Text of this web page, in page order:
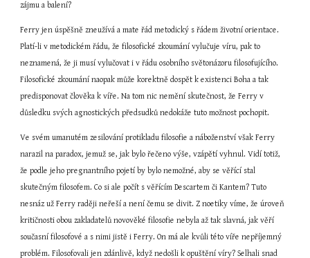
zájmu a balení?
Ferry jen úspěšně zneužívá a mate řád metodický s řádem životní orientace.
Platí-li v metodickém řádu, že filosofické zkoumání vylučuje víru, pak to
neznamená, že ji musí vylučovat i v řádu osobního světonázoru filosofujícího.
Filosofické zkoumání naopak může korektně dospět k existenci Boha a tak
predisponovat člověka k víře. Na tom nic nemění skutečnost, že Ferry v
důsledku svých agnostických předsudků nedokáže tuto možnost pochopit.
Ve svém umanutém zesilování protikladu filosofie a náboženství však Ferry
narazil na paradox, jemuž se, jak bylo řečeno výše, vzápětí vyhnul. Vidí totiž,
že podle jeho pregnantního pojetí by bylo nemožné, aby se věřící stal
skutečným filosofem. Co si ale počít s věřícím Descartem či Kantem? Tuto
nesnáz už Ferry raději neřeší a není čemu se divit. Z noetiky víme, že úroveň
kritičnosti obou zakladatelů novověké filosofie nebyla až tak slavná, jak věří
současní filosofové a s nimi jistě i Ferry. On má ale kvůli této víře nepříjemný
problém. Filosofovali jen zdánlivě, když nedošli k opuštění víry? Selhali snad